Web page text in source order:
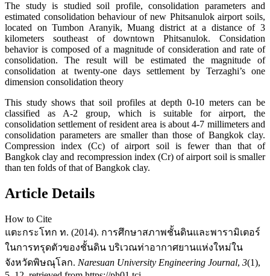
The study is studied soil profile, consolidation parameters and
estimated consolidation behaviour of new Phitsanulok airport soils,
located on Tumbon Aranyik, Muang district at a distance of 3
kilometers southeast of downtown Phitsanulok. Considation
behavior is composed of a magnitude of consideration and rate of
consolidation. The result will be estimated the magnitude of
consolidation at twenty-one days settlement by Terzaghi’s one
dimension consolidation theory
This study shows that soil profiles at depth 0-10 meters can be
classified as A-2 group, which is suitable for airport, the
consolidation settlement of resident area is about 4-7 millimeters and
consolidation parameters are smaller than those of Bangkok clay.
Compression index (Cc) of airport soil is fewer than that of
Bangkok clay and recompression index (Cr) of airport soil is smaller
than ten folds of that of Bangkok clay.
Article Details
How to Cite
แตะกระโทก ท. (2014). การศึกษาสภาพชั้นดินและพารามิเตอร์
ในการทรุดตัวของชั้นดิน บริเวณท่าอากาศยานแห่งใหม่ใน
จังหวัดพิษณุโลก. Naresuan University Engineering Journal, 3(1),